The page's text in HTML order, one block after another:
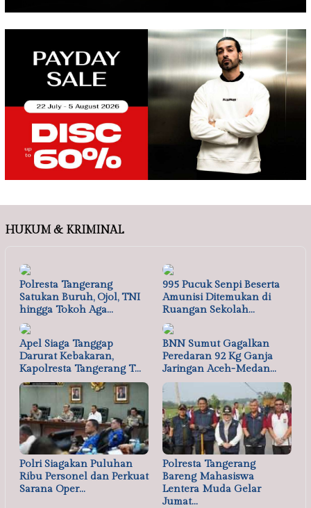
HUKUM & KRIMINAL
Polresta Tangerang
Satukan Buruh, Ojol, TNI
hingga Tokoh Aga…
995 Pucuk Senpi Beserta
Amunisi Ditemukan di
Ruangan Sekolah…
Apel Siaga Tanggap
Darurat Kebakaran,
Kapolresta Tangerang T…
BNN Sumut Gagalkan
Peredaran 92 Kg Ganja
Jaringan Aceh-Medan…
Polri Siagakan Puluhan
Ribu Personel dan Perkuat
Sarana Oper…
Polresta Tangerang
Bareng Mahasiswa
Lentera Muda Gelar
Jumat…